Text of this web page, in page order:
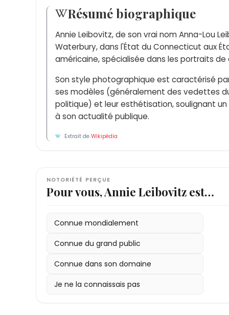
Résumé biographique
Annie Leibovitz, de son vrai nom Anna-Lou
Waterbury, dans l'État du Connecticut aux
américaine, spécialisée dans les portraits
Son style photographique est caractérisé
ses modèles (généralement des vedettes
politique) et leur esthétisation, soulignant
à son actualité publique.
Extrait deWikipédia
NOTORIÉTÉ PERÇUE
Pour vous, Annie Leibovitz est…
Connue mondialement
Connue du grand public
Connue dans son domaine
Je ne la connaissais pas